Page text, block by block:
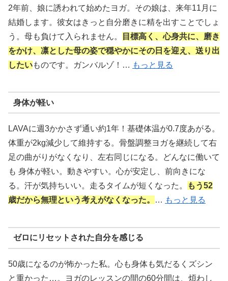
2年前、娘に誘われて始めたヨガ。その娘は、来年11月に
結婚します。彼女はきっと自分磨きに精を出すことでしょ
う。母も負けて入られません。
目標高く、心身共に、磨き
をかけ、凛とした母の姿で穏やかにその日を迎え、送り出
したいものです。ガンバルゾ！… もっと見る
身体が軽い
LAVAに週3かかさず通い約1年！基礎体温が0.7度あがる。
体重が2kg減少して維持する。骨盤調整ヨガを継続して右
足の曲がりがなくなり、左右同じになる。どんなに働いて
も 身体が軽い。動きやすい。心が安定し、前向きにな
る。汗が気持ちいい。走るタイムが短くなった。
もう52
歳だから無理という考えがなくなった。
… もっと見る
ゼロにリセットされた自分を感じる
50歳になるのが怖かった私。心も身体も気だるくズシン
と重かった…。ヨガのレッスンの間の60分間は、煩わし